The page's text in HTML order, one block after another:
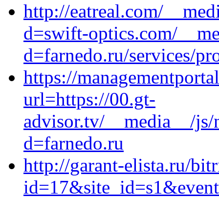
http://eatreal.com/
d=swift-optics.com/
d=farnedo.ru/services/
https://
url=https://00.gt-
advisor.tv/__media__/
d=farnedo.ru
http://garant-elista.ru/